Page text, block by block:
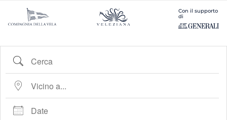
Con il supporto
di
Cerca
Vicino a...
Date